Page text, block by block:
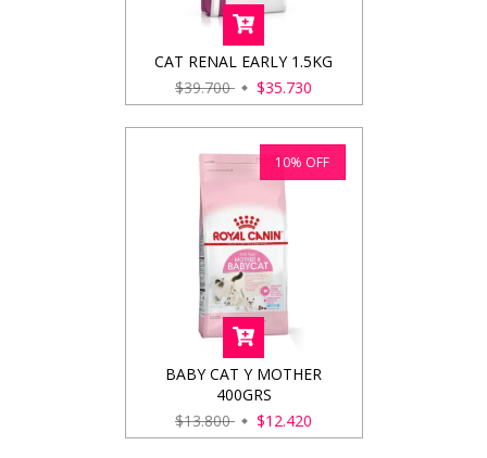
CAT RENAL EARLY 1.5KG
$39.700
$35.730
10% OFF
BABY CAT Y MOTHER
400GRS
$13.800
$12.420